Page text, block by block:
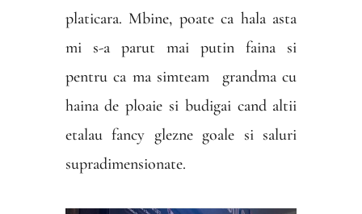
platicara. Mbine, poate ca hala asta
mi s-a parut mai putin faina si
pentru ca ma simteam
grandma cu
haina de ploaie si budigai cand altii
etalau fancy glezne goale si saluri
supradimensionate.